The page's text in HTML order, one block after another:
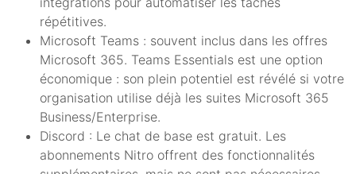
répétitives.
Microsoft Teams : souvent inclus dans les offres
Microsoft 365. Teams Essentials est une option
économique : son plein potentiel est révélé si votre
organisation utilise déjà les suites Microsoft 365
Business/Enterprise.
Discord : Le chat de base est gratuit. Les
abonnements Nitro offrent des fonctionnalités